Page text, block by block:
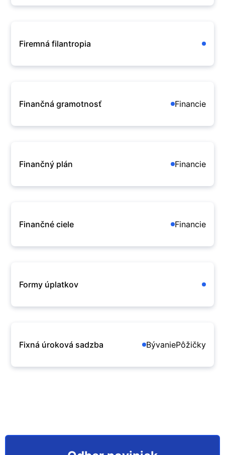
Firemná filantropia
Finančná gramotnosť Financie
Finančný plán Financie
Finančné ciele Financie
Formy úplatkov
Fixná úroková sadzba BývaniePôžičky